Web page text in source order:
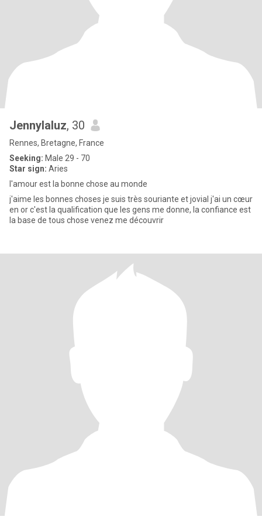
Jennylaluz, 30
Rennes, Bretagne, France
Seeking: Male 29 - 70
Star sign: Aries
l'amour est la bonne chose au monde
j'aime les bonnes choses je suis très souriante et jovial j'ai un cœur
en or c'est la qualification que les gens me donne, la confiance est
la base de tous chose venez me découvrir